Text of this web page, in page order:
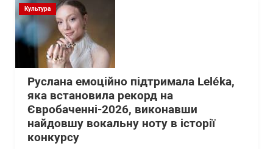
Культура
Руслана емоційно підтримала Leléka,
яка встановила рекорд на
Євробаченні-2026, виконавши
найдовшу вокальну ноту в історії
конкурсу